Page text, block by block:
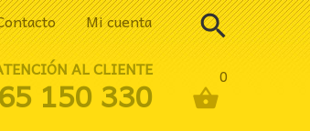
Mi cuenta
0
AL CLIENTE
150 330